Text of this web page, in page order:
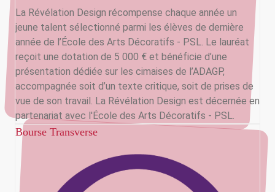
La Révélation Design récompense chaque année un
jeune talent sélectionné parmi les élèves de dernière
année de l’École des Arts Décoratifs - PSL. Le lauréat
reçoit une dotation de 5 000 € et bénéficie d’une
présentation dédiée sur les cimaises de l’ADAGP,
accompagnée soit d’un texte critique, soit de prises de
vue de son travail. La Révélation Design est décernée en
partenariat avec l'École des Arts Décoratifs - PSL.
Bourse Transverse